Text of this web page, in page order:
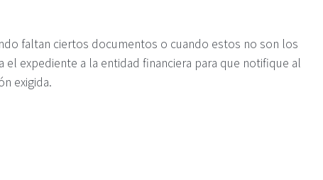
faltan ciertos documentos o cuando estos no son los
expediente a la entidad financiera para que notifique al
exigida.